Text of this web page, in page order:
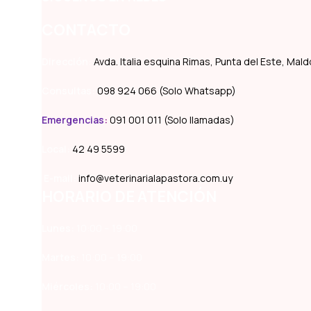
Avda. Italia esquina Rimas, Punta del Este,
098 924 066 (Solo Whatsapp)
Emergencias: 091 001 011 (Solo llamadas)
42 49 5599
info@veterinarialapastora.com.uy